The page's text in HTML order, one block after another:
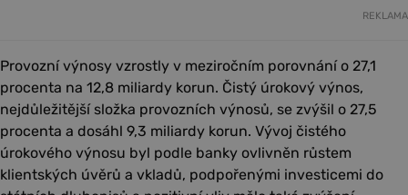
REKLAMA
Provozní výnosy vzrostly v meziročním porovnání o 27,1
procenta na 12,8 miliardy korun. Čistý úrokový výnos,
nejdůležitější složka provozních výnosů, se zvýšil o 27,5
procenta a dosáhl 9,3 miliardy korun. Vývoj čistého
úrokového výnosu byl podle banky ovlivněn růstem
klientských úvěrů a vkladů, podpořenými investicemi do